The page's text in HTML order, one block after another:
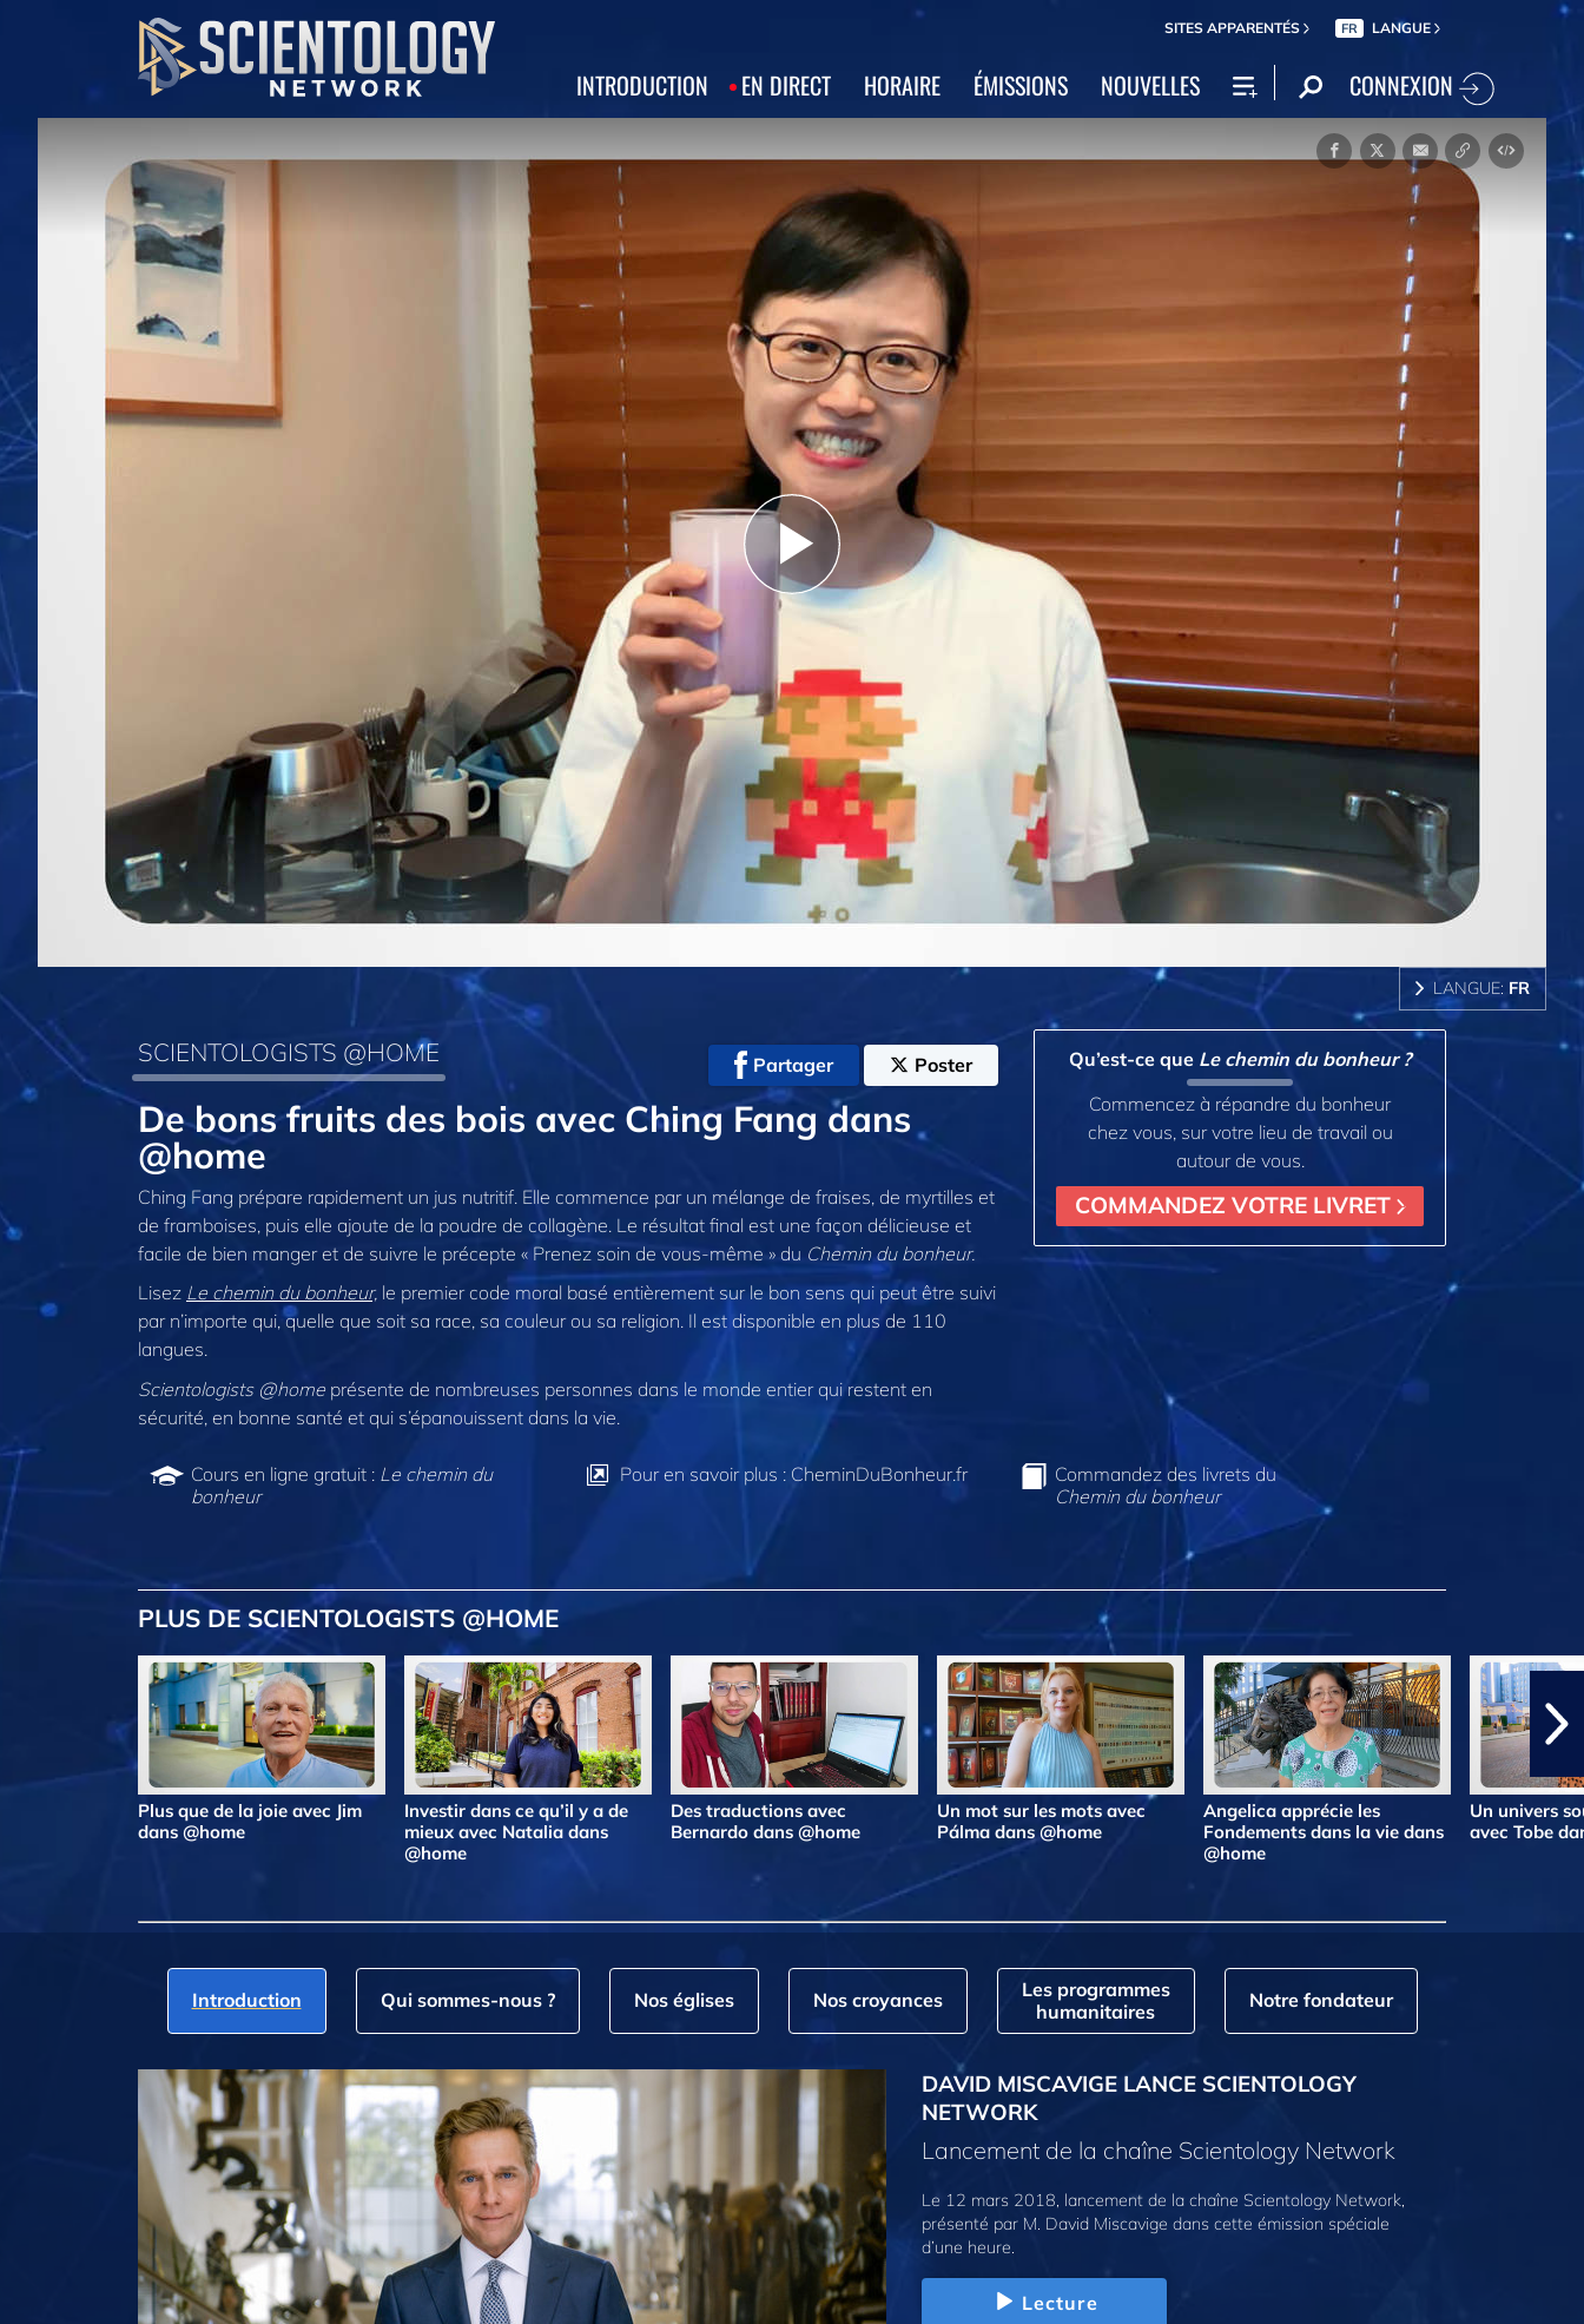
SITES APPARENTÉS FR LANGUE
INTRODUCTION EN DIRECT HORAIRE ÉMISSIONS NOUVELLES CONNEXION
Play
Video
LANGUE: FR
SCIENTOLOGISTS @HOME Partager Poster
De bons fruits des bois avec Ching Fang dans
@home
Ching Fang prépare rapidement un jus nutritif. Elle commence par un mélange de fraises, de myrtilles et
de framboises, puis elle ajoute de la poudre de collagène. Le résultat final est une façon délicieuse et
facile de bien manger et de suivre le précepte « Prenez soin de vous-même » du Chemin du bonheur.
Lisez Le chemin du bonheur, le premier code moral basé entièrement sur le bon sens qui peut être suivi
par n’importe qui, quelle que soit sa race, sa couleur ou sa religion. Il est disponible en plus de 110
langues.
Scientologists @homeprésente de nombreuses personnes dans le monde entier qui restent en
sécurité, en bonne santé et qui s’épanouissent dans la vie.
Qu’est-ce que Le chemin du bonheur ?
Commencez à répandre du bonheur
chez vous, sur votre lieu de travail ou
autour de vous.
COMMANDEZ VOTRE LIVRET
Cours en ligne gratuit : Le chemin du
bonheur
Pour en savoir plus : CheminDuBonheur.fr
Commandez des livrets du
Chemin du bonheur
PLUS DE SCIENTOLOGISTS @HOME
Plus que de la joie avec Jim
dans @home
Investir dans ce qu’il y a de
mieux avec Natalia dans
@home
Des traductions avec
Bernardo dans @home
Un mot sur les mots avec
Pálma dans @home
Angelica apprécie les
Fondements dans la vie dans
@home
Un univers
avec Tobe
Introduction Qui sommes‑nous ? Nos églises Nos croyances
Les programmes
humanitaires
Notre fondateur
DAVID MISCAVIGE LANCE SCIENTOLOGY
NETWORK
Lancement de la chaîne Scientology Network
Le 12 mars 2018, lancement de la chaîne Scientology Network,
présenté par M. David Miscavige dans cette émission spéciale
d’une heure.
Lecture